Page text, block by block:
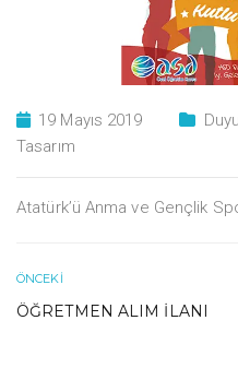
19 Mayıs 2019
Tasarım
Atatürk’ü Anma ve Gençlik
ÖNCEKI
ÖĞRETMEN ALIM İLANI